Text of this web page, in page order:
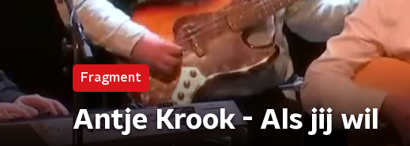
Fragment
Antje Krook - Als jij wil